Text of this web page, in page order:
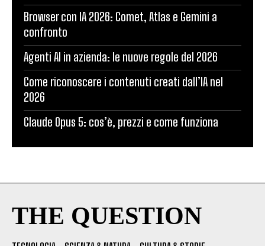
Browser con IA 2026: Comet, Atlas e Gemini a
confronto
Agenti AI in azienda: le nuove regole del 2026
Come riconoscere i contenuti creati dall’IA nel
2026
Claude Opus 5: cos’è, prezzi e come funziona
THE QUESTION